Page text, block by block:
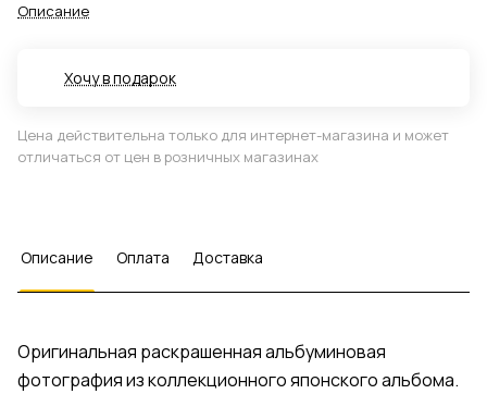
Описание
Хочу в подарок
Цена действительна только для интернет-магазина и может
отличаться от цен в розничных магазинах
Описание Оплата Доставка
Оригинальная раскрашенная альбуминовая
фотография из коллекционного японского альбома.